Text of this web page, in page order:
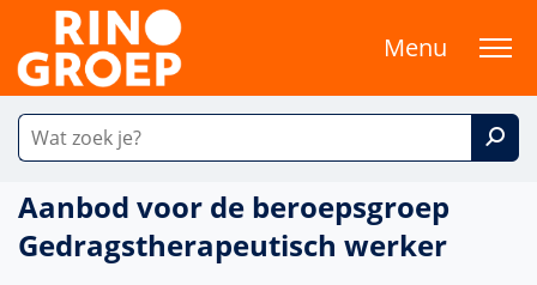
Menu
Aanbod voor de beroepsgroep
Gedragstherapeutisch werker